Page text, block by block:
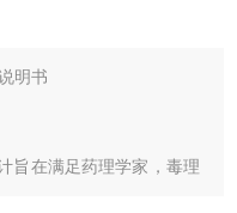
明书
旨在满足药理学家，毒理